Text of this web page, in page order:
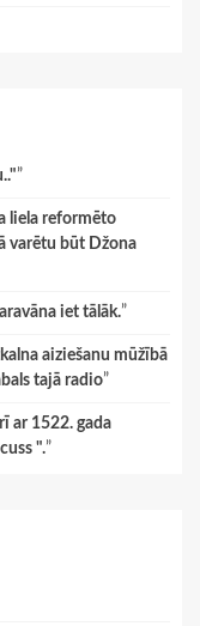
”
liela reformēto
varētu būt Džona
iet tālāk.”
aiziešanu mūžībā
tajā radio”
ar 1522. gada
".”